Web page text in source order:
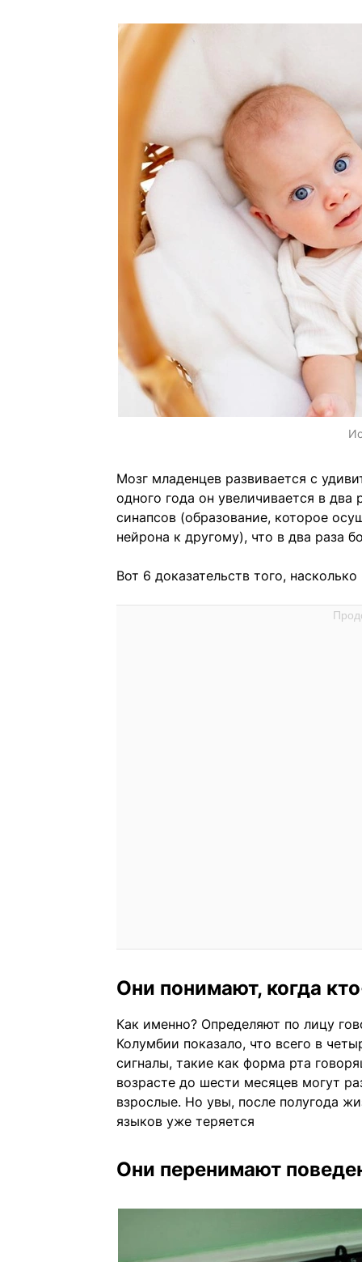
Мозг младенцев развивается с
одного года он увеличивается в
синапсов (образование, которое
нейрона к другому), что в два раза
Вот 6 доказательств того,
Они понимают, когда
Как именно? Определяют по лицу
Колумбии показало, что всего в
сигналы, такие как форма рта
возрасте до шести месяцев могут
взрослые. Но увы, после полугода
языков уже теряется
Они перенимают